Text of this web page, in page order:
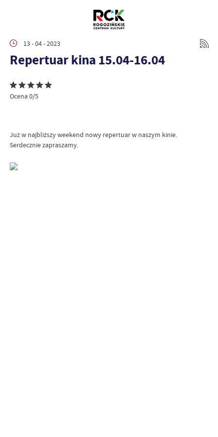
13 - 04 - 2023
Repertuar kina 15.04-16.04
Ocena 0/5
Już w najbliższy weekend nowy repertuar w naszym kinie.
Serdecznie zapraszamy.